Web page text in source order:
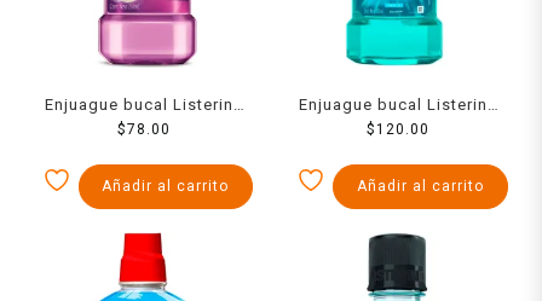
Enjuague bucal Listerine
Total Care sabor menta
$78.00
Añadir al carrito
Enjuague bucal Listerine
Cool Mint menta 500 ml
$120.00
Añadir al carrito